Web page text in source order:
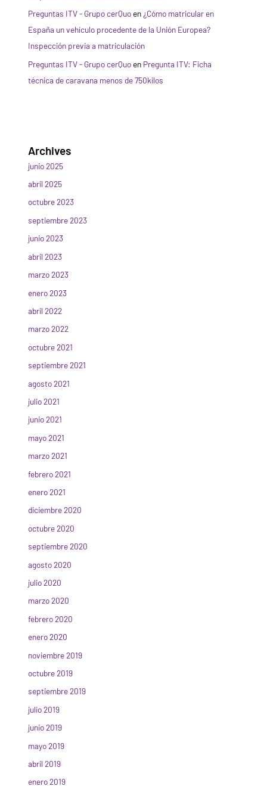
Preguntas ITV - Grupo cerQuoen ¿Cómo matricular en
España un vehículo procedente de la Unión Europea?
Inspección previa a matriculación
Preguntas ITV - Grupo cerQuoen Pregunta ITV: Ficha
técnica de caravana menos de 750kilos
Archives
junio 2025
abril 2025
octubre 2023
septiembre 2023
junio 2023
abril 2023
marzo 2023
enero 2023
abril 2022
marzo 2022
octubre 2021
septiembre 2021
agosto 2021
julio 2021
junio 2021
mayo 2021
marzo 2021
febrero 2021
enero 2021
diciembre 2020
octubre 2020
septiembre 2020
agosto 2020
julio 2020
marzo 2020
febrero 2020
enero 2020
noviembre 2019
octubre 2019
septiembre 2019
julio 2019
junio 2019
mayo 2019
abril 2019
enero 2019